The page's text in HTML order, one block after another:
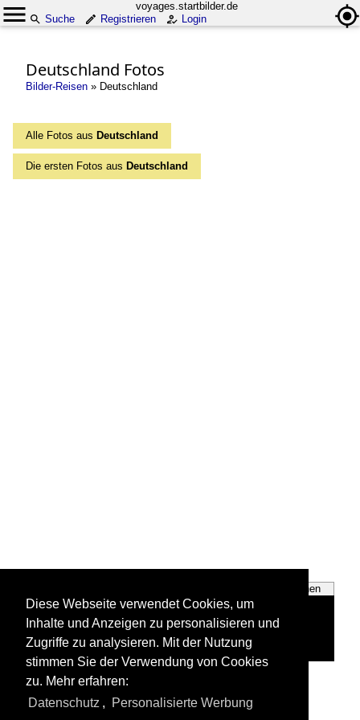
voyages.startbilder.de
Suche
Registrieren Login
Deutschland Fotos
Bilder-Reisen » Deutschland
Alle Fotos aus Deutschland
Die ersten Fotos aus Deutschland
Städte + Regionen
Alle Fotos aus Deutschland
Diese Webseite verwendet Cookies, um
Inhalte und Anzeigen zu personalisieren und
Zugriffe zu analysieren. Mit der Nutzung
stimmen Sie der Verwendung von Cookies
zu. Mehr erfahren:
Datenschutz , Personalisierte Werbung